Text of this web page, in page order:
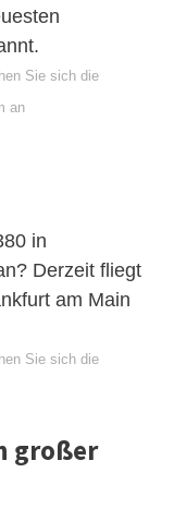
Sie sich die
an
in
Derzeit fliegt
am Main
Sie sich die
großer